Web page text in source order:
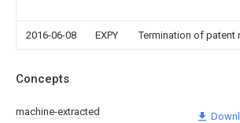
2016-06-08 EXPY Termination of patent
Concepts
machine-extracted